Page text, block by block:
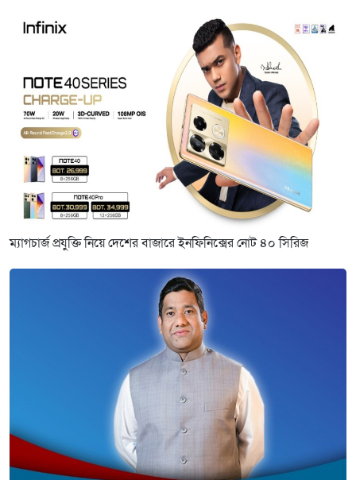
ম্যাগচার্জ প্রযুক্তি নিয়ে দেশের বাজারে ইনফিনিক্সের নোট ৪০ সিরিজ